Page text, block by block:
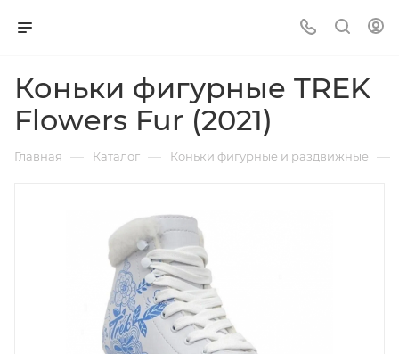
Коньки фигурные TREK
Flowers Fur (2021)
Главная — Каталог — Коньки фигурные и раздвижные —